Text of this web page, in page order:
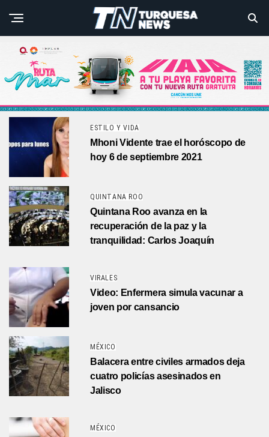
ESTILO Y VIDA
Mhoni Vidente trae el horóscopo de
hoy 6 de septiembre 2021
QUINTANA ROO
Quintana Roo avanza en la
recuperación de la paz y la
tranquilidad: Carlos Joaquín
VIRALES
Video: Enfermera simula vacunar a
joven por cansancio
MÉXICO
Balacera entre civiles armados deja
cuatro policías asesinados en
Jalisco
MÉXICO